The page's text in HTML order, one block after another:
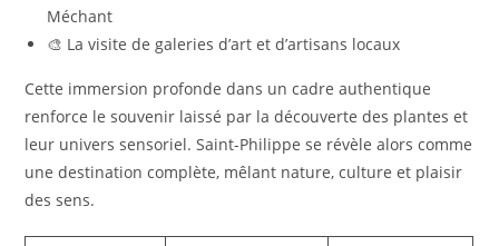
Méchant
🎨 La visite de galeries d’art et d’artisans locaux
Cette immersion profonde dans un cadre authentique
renforce le souvenir laissé par la découverte des plantes et
leur univers sensoriel. Saint-Philippe se révèle alors comme
une destination complète, mêlant nature, culture et plaisir
des sens.